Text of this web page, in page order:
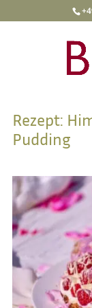
Rezept:
Pudding